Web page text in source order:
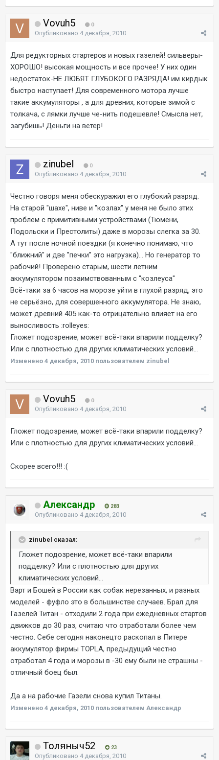
Vovuh5 0
Опубликовано 4 декабря, 2010
Для редукторных стартеров и новых газелей! сильверы-
ХОРОШО! высокая мощность и все прочее! У них один
недостаток-НЕ ЛЮБЯТ ГЛУБОКОГО РАЗРЯДА! им кирдык
быстро наступает! Для современного мотора лучше
такие аккумуляторы , а для древних, которые зимой с
толкача, с лямки лучше че-нить подешевле! Смысла нет,
загубишь! Деньги на ветер!
zinubel 0
Опубликовано 4 декабря, 2010
Честно говоря меня обескуражил его глубокий разряд.
На старой "шахе", ниве и "козлах" у меня не было этих
проблем с примитивными устройствами (Тюмени,
Подольски и Престолиты) даже в морозы слегка за 30.
А тут после ночной поездки (я конечно понимаю, что
"ближний" и две "печки" это нагрузка)... Но генератор то
рабочий! Проверено старым, шести летним
аккумулятором позаимствованным с "козлеуса"
Всё-таки за 6 часов на морозе уйти в глухой разряд, это
не серьёзно, для совершенного аккумулятора. Не знаю,
может древний 405 как-то отрицательно влияет на его
выносливость :rolleyes:
Гложет подозрение, может всё-таки впарили подделку?
Или с плотностью для других климатических условий...
Изменено 4 декабря, 2010 пользователем zinubel
Vovuh5 0
Опубликовано 4 декабря, 2010
Гложет подозрение, может всё-таки впарили подделку?
Или с плотностью для других климатических условий...
Скорее всего!!! :(
Александр 283
Опубликовано 4 декабря, 2010
zinubel сказал:
Гложет подозрение, может всё-таки впарили
подделку? Или с плотностью для других
климатических условий...
Варт и Бошей в России как собак нерезанных, и разных
моделей - фуфло это в большинстве случаев. Брал для
Газелей Титан - отходили 2 года при ежедневных стартов
движков до 30 раз, считаю что отработали более чем
честно. Себе сегодня наконецто раскопал в Питере
аккумулятор фирмы TOPLA, предыдущий честно
отработал 4 года и морозы в -30 ему были не страшны -
отличный боец был.
Да а на рабочие Газели снова купил Титаны.
Изменено 4 декабря, 2010 пользователем Александр
Толяныч52 23
Опубликовано 4 декабря, 2010